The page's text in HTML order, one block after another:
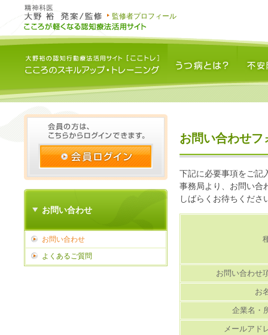
監修者プロフィール
お問い合わせ
お問い合わせ
よくあるご質問
お問い合わせフ
下記に必要事項をご記
事務局より、お問い合
しばらくお待ちくださ
お問い合わせ
お
企業名・
メールアド